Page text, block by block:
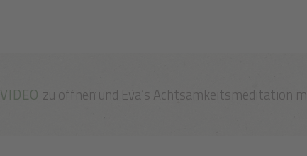
VIDEO zu öffnen und Eva’s Achtsamkeitsmeditation